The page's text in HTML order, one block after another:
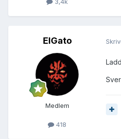
3,4k
ElGato
Medlem
418